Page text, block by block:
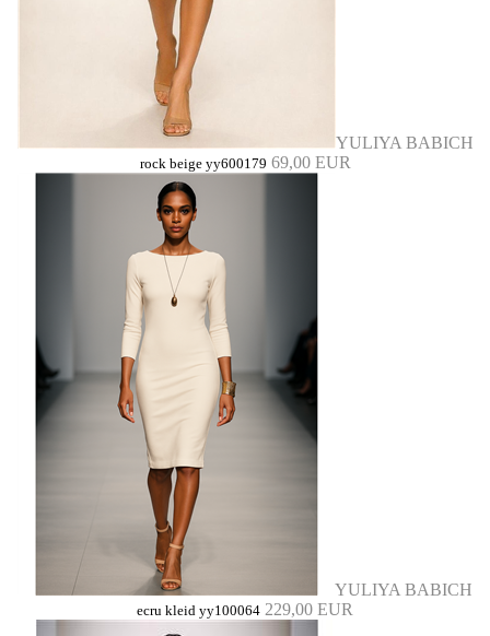
YULIYA BABICH
rock beige yy600179 69,00 EUR
YULIYA BABICH
ecru kleid yy100064 229,00 EUR